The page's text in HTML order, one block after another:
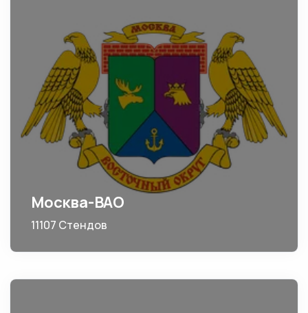
Москва-ВАО
11107 Стендов